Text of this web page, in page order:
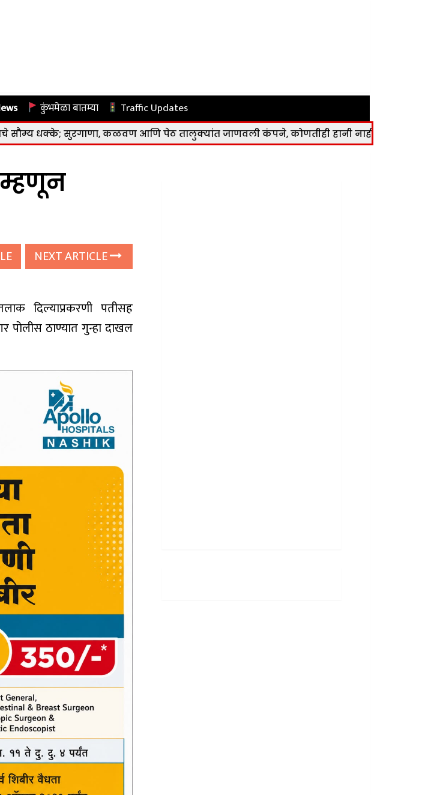
कुंभमेळा बातम्या Traffic Updates
सुरगाणा, कळवण आणि पेठ तालुक्यांत जाणवली कंपने, कोणतीही हानी नाही | नाशिक शहरातील
म्हणून
NEXT ARTICLE
दिल्याप्रकरणी पतीसह
पोलीस ठाण्यात गुन्हा दाखल